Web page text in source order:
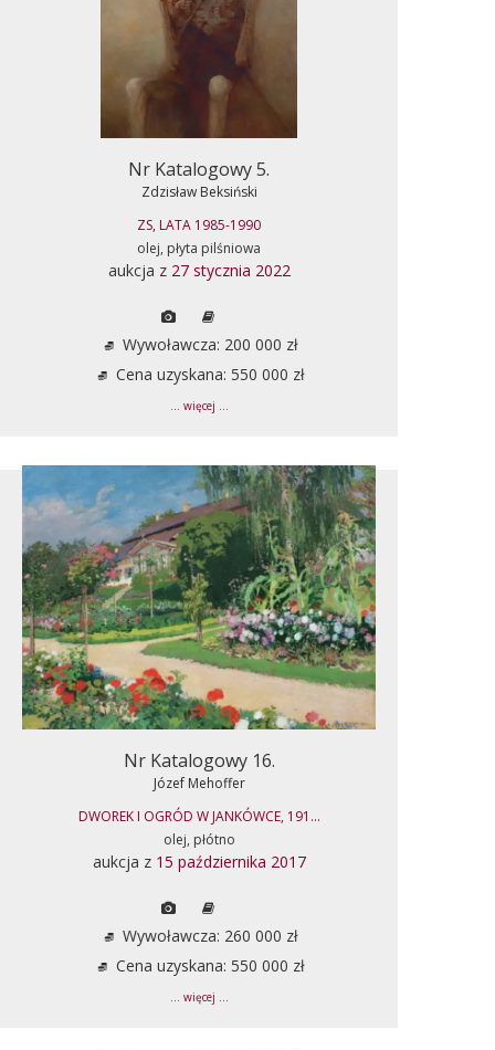
Nr Katalogowy 5.
Zdzisław Beksiński
ZS, LATA 1985-1990
olej, płyta pilśniowa
aukcja z 27 stycznia 2022
Wywoławcza: 200 000 zł
Cena uzyskana: 550 000 zł
... więcej ...
Nr Katalogowy 16.
Józef Mehoffer
DWOREK I OGRÓD W JANKÓWCE, 191...
olej, płótno
aukcja z 15 października 2017
Wywoławcza: 260 000 zł
Cena uzyskana: 550 000 zł
... więcej ...